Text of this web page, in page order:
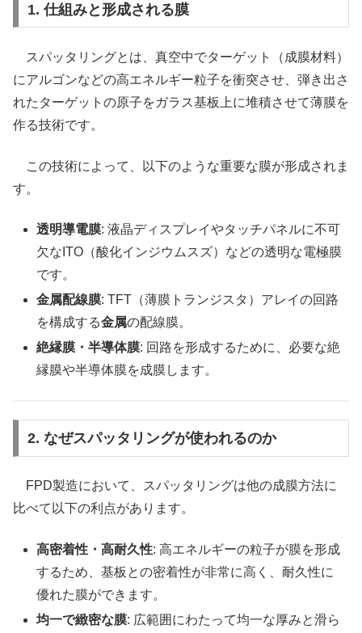
1. 仕組みと形成される膜
スパッタリングとは、真空中でターゲット（成膜材料）
にアルゴンなどの高エネルギー粒子を衝突させ、弾き出さ
れたターゲットの原子をガラス基板上に堆積させて薄膜を
作る技術です。
この技術によって、以下のような重要な膜が形成されま
す。
透明導電膜: 液晶ディスプレイやタッチパネルに不可
欠なITO（酸化インジウムスズ）などの透明な電極膜
です。
金属配線膜: TFT（薄膜トランジスタ）アレイの回路
を構成する金属の配線膜。
絶縁膜・半導体膜: 回路を形成するために、必要な絶
縁膜や半導体膜を成膜します。
2. なぜスパッタリングが使われるのか
FPD製造において、スパッタリングは他の成膜方法に
比べて以下の利点があります。
高密着性・高耐久性: 高エネルギーの粒子が膜を形成
するため、基板との密着性が非常に高く、耐久性に
優れた膜ができます。
均一で緻密な膜: 広範囲にわたって均一な厚みと滑ら